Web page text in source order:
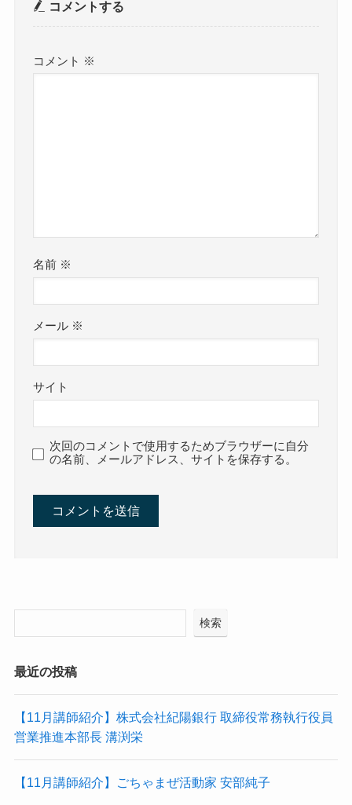
コメントする
コメント ※
名前 ※
メール ※
サイト
次回のコメントで使用するためブラウザーに自分
の名前、メールアドレス、サイトを保存する。
検索
最近の投稿
【11月講師紹介】株式会社紀陽銀行 取締役常務執行役員
営業推進本部長 溝渕栄
【11月講師紹介】ごちゃまぜ活動家 安部純子